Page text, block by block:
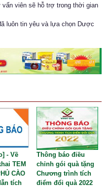
viên sẽ hỗ trợ trong thời gian
luôn tin yêu và lựa chọn Dược
- Về
TEM
CÀO
tích
Thông báo điều
chỉnh gói quà tặng
Chương trình tích
điểm đổi quà 2022